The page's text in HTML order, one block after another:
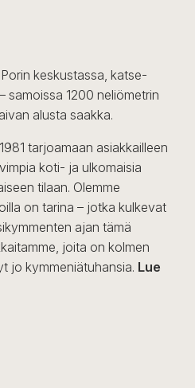
keskustassa, katse-
samoissa 1200 neliömetrin
alusta saakka.
tarjoamaan asiakkailleen
koti- ja ulkomaisia
tilaan. Olemme
on tarina – jotka kulkevat
ajan tämä
joita on kolmen
jo kymmeniätuhansia. Lue